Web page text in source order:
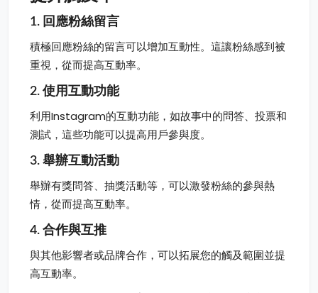
1. 回應粉絲留言
積極回應粉絲的留言可以增加互動性。這讓粉絲感到被
重視，從而提高互動率。
2. 使用互動功能
利用Instagram的互動功能，如故事中的問答、投票和
測試，這些功能可以提高用戶參與度。
3. 舉辦互動活動
舉辦有獎問答、抽獎活動等，可以激發粉絲的參與熱
情，從而提高互動率。
4. 合作與互推
與其他影響者或品牌合作，可以拓展您的觸及範圍並提
高互動率。